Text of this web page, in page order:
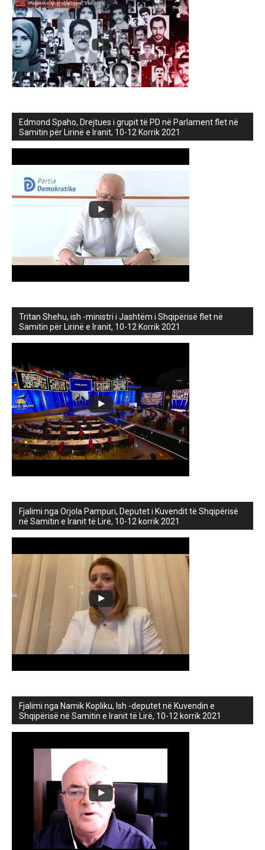
Edmond Spaho, Drejtues i grupit të PD në Parlament flet në
Samitin për Lirinë e Iranit, 10-12 Korrik 2021
Tritan Shehu, ish -ministri i Jashtëm i Shqipërisë flet në
Samitin për Lirinë e Iranit, 10-12 Korrik 2021
Fjalimi nga Orjola Pampuri, Deputet i Kuvendit të Shqipërisë
në Samitin e Iranit të Lirë, 10-12 korrik 2021
Fjalimi nga Namik Kopliku, Ish -deputet në Kuvendin e
Shqipërisë në Samitin e Iranit të Lirë, 10-12 korrik 2021